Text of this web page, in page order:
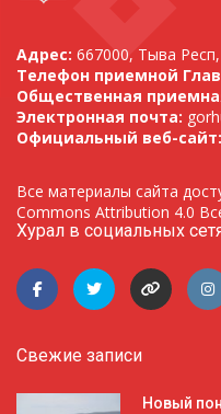
Адрес: 667000, Тыва
Телефон приемной
Общественная
Электронная почта:
Официальный веб-сайт:
Все материалы сайта
Commons Attribution 4.0
Хурал в социальных
Свежие записи
Новый